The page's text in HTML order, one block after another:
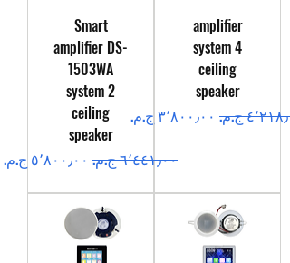
amplifier
system 4
ceiling
speaker
عادي
سعر البيع
Smart
amplifier DS-
1503WA
system 2
ceiling
speaker
سعر عادي
سعر البيع